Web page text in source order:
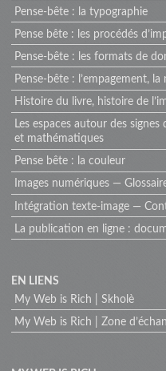
Pense-bête : la typographie
Pense bête : les procédés
Pense-bête : les formats de
Pense-bête : l’empagement, la
Histoire du livre, histoire de
Les espaces autour des
et mathématiques
Pense bête : la couleur
Images numériques —
Intégration texte-image —
La publication en ligne :
Menu
extra
EN LIENS
My Web is Rich | Skholè
My Web is Rich | Zone